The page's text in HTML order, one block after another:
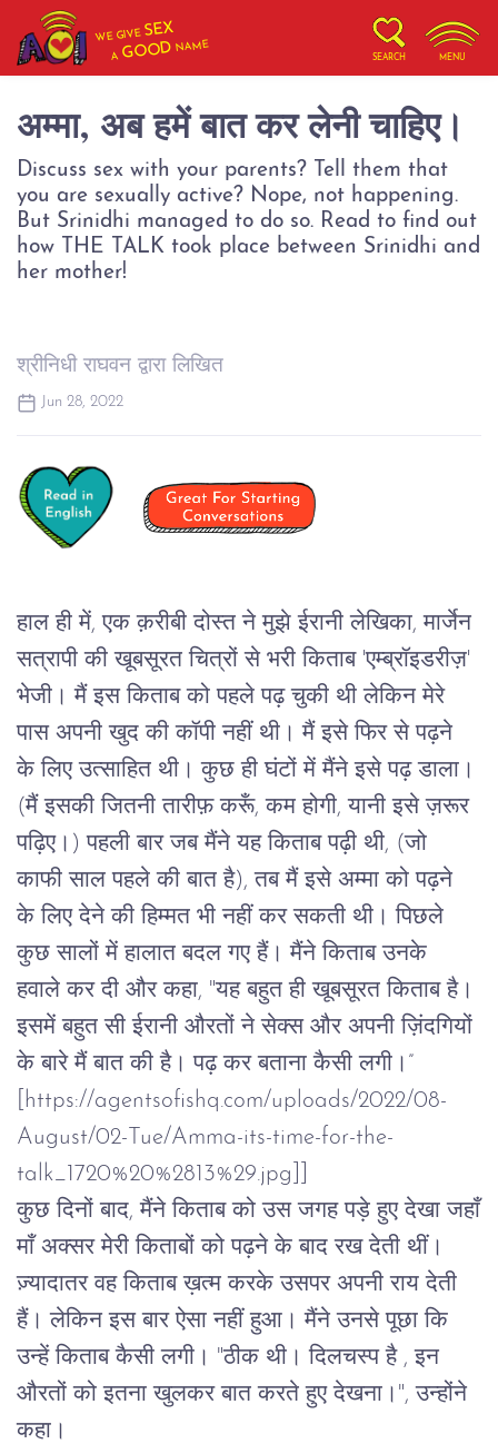
WE GIVESEX
AGOOD NAME
SEARCH MENU
अम्मा, अब हमें बात कर लेनी चाहिए।
Discuss sex with your parents? Tell them that
you are sexually active? Nope, not happening.
But Srinidhi managed to do so. Read to find out
how THE TALK took place between Srinidhi and
her mother!
श्रीनिधी राघवन द्वारा लिखित
Jun 28, 2022
हाल ही में, एक क़रीबी दोस्त ने मुझे ईरानी लेखिका, मार्जेन
सत्रापी की खूबसूरत चित्रों से भरी किताब 'एम्ब्रॉइडरीज़'
भेजी। मैं इस किताब को पहले पढ़ चुकी थी लेकिन मेरे
पास अपनी खुद की कॉपी नहीं थी। मैं इसे फिर से पढ़ने
के लिए उत्साहित थी। कुछ ही घंटों में मैंने इसे पढ़ डाला।
(मैं इसकी जितनी तारीफ़ करूँ, कम होगी, यानी इसे ज़रूर
पढ़िए।) पहली बार जब मैंने यह किताब पढ़ी थी, (जो
काफी साल पहले की बात है), तब मैं इसे अम्मा को पढ़ने
के लिए देने की हिम्मत भी नहीं कर सकती थी। पिछले
कुछ सालों में हालात बदल गए हैं। मैंने किताब उनके
हवाले कर दी और कहा, "यह बहुत ही खूबसूरत किताब है।
इसमें बहुत सी ईरानी औरतों ने सेक्स और अपनी ज़िंदगियों
के बारे मैं बात की है। पढ़ कर बताना कैसी लगी।”
https://agentsofishq.com/uploads/2022/08-
August/02-Tue/Amma-its-time-for-the-
talk_1720%20%2813%29.jpg]]
कुछ दिनों बाद, मैंने किताब को उस जगह पड़े हुए देखा जहाँ
माँ अक्सर मेरी किताबों को पढ़ने के बाद रख देती थीं।
ज़्यादातर वह किताब ख़त्म करके उसपर अपनी राय देती
हैं। लेकिन इस बार ऐसा नहीं हुआ। मैंने उनसे पूछा कि
उन्हें किताब कैसी लगी। "ठीक थी। दिलचस्प है , इन
औरतों को इतना खुलकर बात करते हुए देखना।", उन्होंने
कहा।